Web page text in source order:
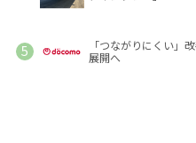
「つながりにくい
展開へ